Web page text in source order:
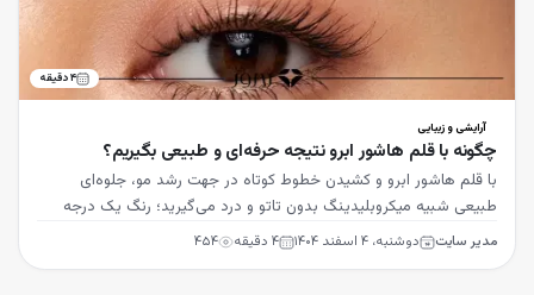
۴دقیقه
آرایشی و زیبایی
چگونه با قلم هاشور ابرو نتیجه حرفه‌ای و طبیعی بگیریم؟
با قلم هاشور ابرو و کشیدن خطوط کوتاه در جهت رشد مو، جلوه‌ای
طبیعی شبیه میکروبلیدینگ بدون تاتو و درد می‌گیرید؛ رنگ یک درجه
روشن‌تر از مو را انتخاب کنید.
مدیر سایت دوشنبه، ۴ اسفند ۱۴۰۴ ۴ دقیقه ۴۵۴